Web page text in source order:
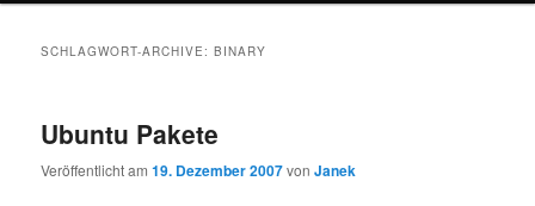
wechseln
SCHLAGWORT-ARCHIVE:BINARY
Ubuntu Pakete
Veröffentlicht am19. Dezember 2007vonJanek